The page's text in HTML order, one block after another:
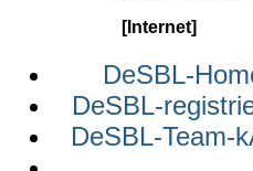
[Internet]
DeSBL-
DeSBL-
DeSBL-Team-